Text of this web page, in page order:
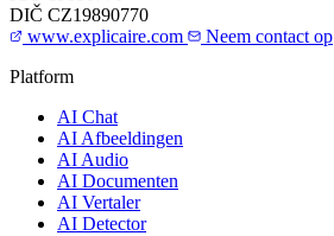
DIČ CZ19890770
www.explicaire.com
Neem contact op
Platform
AI Chat
AI Afbeeldingen
AI Audio
AI Documenten
AI Vertaler
AI Detector